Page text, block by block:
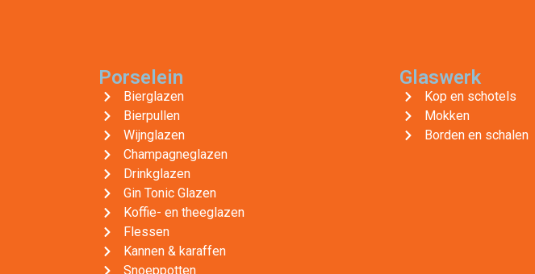
Porselein
Bierglazen
Bierpullen
Wijnglazen
Champagneglazen
Drinkglazen
Gin Tonic Glazen
Koffie- en theeglazen
Flessen
Kannen & karaffen
Snoeppotten
Glaswerk
Kop en schotels
Mokken
Borden en schalen